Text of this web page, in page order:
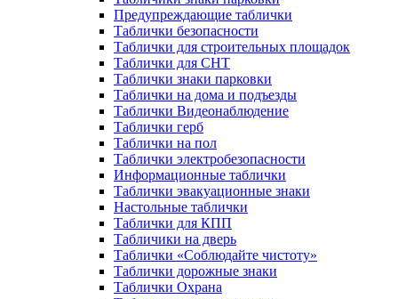
Предупреждающие таблички
Таблички безопасности
Таблички для строительных площадок
Таблички для СНТ
Таблички знаки парковки
Таблички на дома и подъезды
Таблички Видеонаблюдение
Таблички герб
Таблички на пол
Таблички электробезопасности
Информационные таблички
Таблички эвакуационные знаки
Настольные таблички
Таблички для КПП
Табличики на дверь
Таблички «Соблюдайте чистоту»
Таблички дорожные знаки
Таблички Охрана